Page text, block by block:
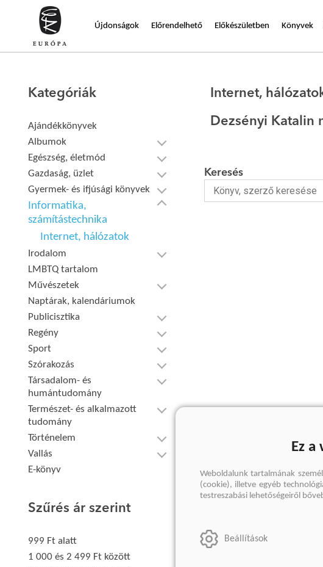
Újdonságok Előrendelhető Előkészületben Könyvek
Kategóriák
Ajándékkönyvek
Albumok
Egészség, életmód
Gazdaság, üzlet
Gyermek- és ifjúsági könyvek
Informatika,
számítástechnika
Internet, hálózatok
Irodalom
LMBTQ tartalom
Művészetek
Naptárak, kalendáriumok
Publicisztika
Regény
Sport
Szórakozás
Társadalom- és
humántudomány
Természet- és alkalmazott
tudomány
Történelem
Vallás
E-könyv
Szűrés ár szerint
999 Ft alatt
1 000 és 2 499 Ft között
Internet,
Dezsényi Katalin
Keresés
Ez a
Weboldalunk tartalmának
(cookie), illetve egyéb
testreszabási lehetőségeiről
Beállítások